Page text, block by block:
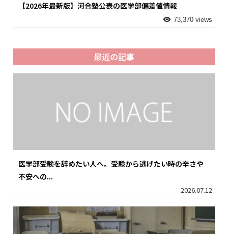
【2026年最新版】河合塾公表の医学部偏差値情報
73,370 views
最近の記事
医学部受験を辞めたい人へ。受験から逃げたい時の辛さや
不安への...
2026.07.12